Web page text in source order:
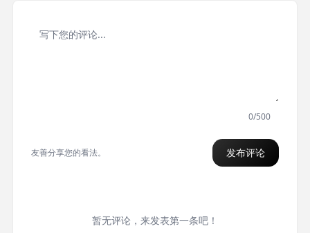
0/500
友善分享您的看法。 发布评论
暂无评论，来发表第一条吧！